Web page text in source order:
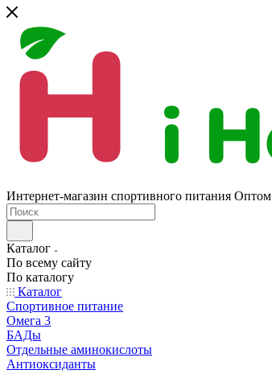
Интернет-магазин спортивного питания Оптом
Каталог
По всему сайту
По каталогу
Каталог
Спортивное питание
Омега 3
БАДы
Отдельные аминокислоты
Антиоксиданты